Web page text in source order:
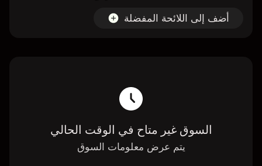
أضف إلى اللائحة المفضلة
السوق غير متاح في الوقت الحالي
يتم عرض معلومات السوق